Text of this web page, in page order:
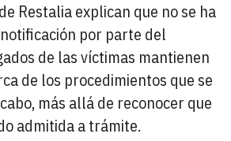
Restalia explican que no se ha
por parte del
de las víctimas mantienen
de los procedimientos que se
más allá de reconocer que
admitida a trámite.